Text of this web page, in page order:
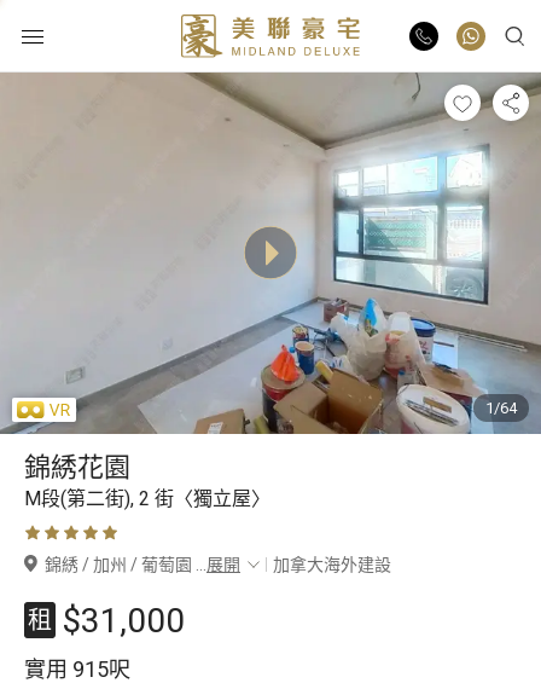
豪宅資訊
更多樓盤
豪宅專家
豪宅分行
1/64
錦綉花園
M段(第二街), 2 街〈獨立屋〉
錦綉 / 加州 / 葡萄園 展開 加拿大海外建設
租 $31,000
實用 915呎